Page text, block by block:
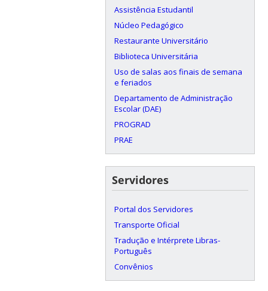
Assistência Estudantil
Núcleo Pedagógico
Restaurante Universitário
Biblioteca Universitária
Uso de salas aos finais de semana
e feriados
Departamento de Administração
Escolar (DAE)
PROGRAD
PRAE
Servidores
Portal dos Servidores
Transporte Oficial
Tradução e Intérprete Libras-
Português
Convênios